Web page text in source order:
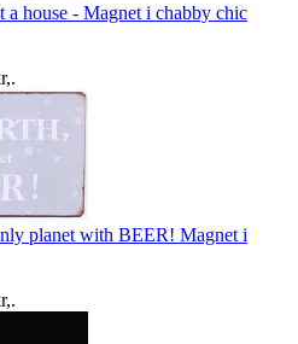
house - Magnet i chabby chic
,.
planet with BEER! Magnet i
,.